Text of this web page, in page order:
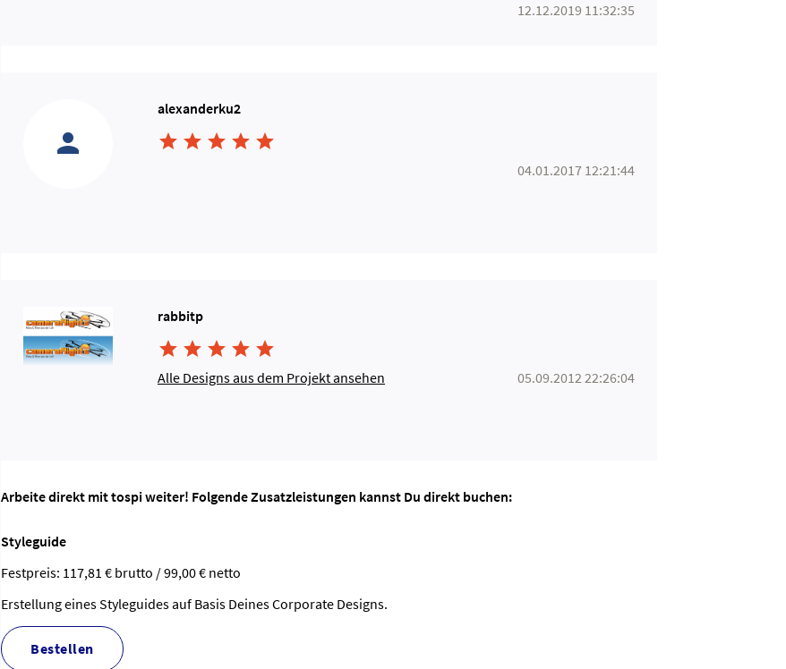
12.12.2019 11:32:35
alexanderku2
    
04.01.2017 12:21:44
rabbitp
    
Alle Designs aus dem Projekt ansehen 05.09.2012 22:26:04
Arbeite direkt mit tospi weiter! Folgende Zusatzleistungen kannst Du direkt buchen:
Styleguide
Festpreis: 117,81 € brutto / 99,00 € netto
Erstellung eines Styleguides auf Basis Deines Corporate Designs.
bestellen